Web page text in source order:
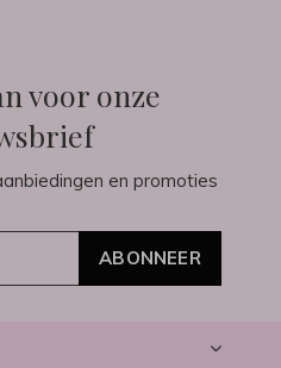
voor onze
en promoties
ABONNEER